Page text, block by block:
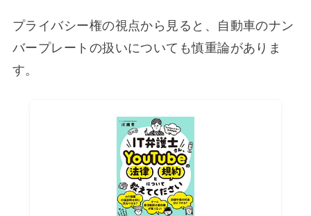
プライバシー権の視点から見ると、自動車のナン
バープレートの扱いについても慎重論がありま
す。